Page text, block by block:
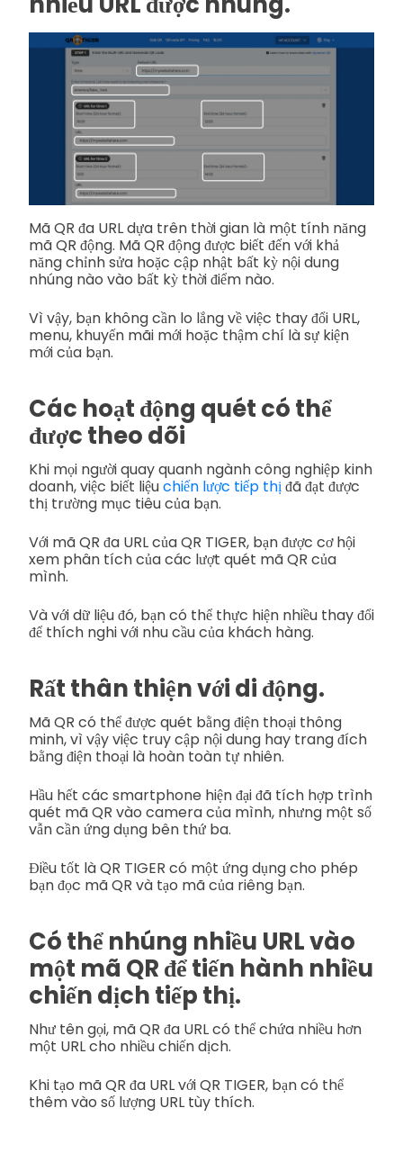
Mã QR đa URL dựa trên thời gian là một tính năng
mã QR động. Mã QR động được biết đến với khả
năng chỉnh sửa hoặc cập nhật bất kỳ nội dung
nhúng nào vào bất kỳ thời điểm nào.
Vì vậy, bạn không cần lo lắng về việc thay đổi URL,
menu, khuyến mãi mới hoặc thậm chí là sự kiện
mới của bạn.
Các hoạt động quét có thể
được theo dõi
Khi mọi người quay quanh ngành công nghiệp kinh
doanh, việc biết liệuchiến lược tiếp thịđã đạt được
thị trường mục tiêu của bạn.
Với mã QR đa URL của QR TIGER, bạn được cơ hội
xem phân tích của các lượt quét mã QR của
mình.
Và với dữ liệu đó, bạn có thể thực hiện nhiều thay đổi
để thích nghi với nhu cầu của khách hàng.
Rất thân thiện với di động.
Mã QR có thể được quét bằng điện thoại thông
minh, vì vậy việc truy cập nội dung hay trang đích
bằng điện thoại là hoàn toàn tự nhiên.
Hầu hết các smartphone hiện đại đã tích hợp trình
quét mã QR vào camera của mình, nhưng một số
vẫn cần ứng dụng bên thứ ba.
Điều tốt là QR TIGER có một ứng dụng cho phép
bạn đọc mã QR và tạo mã của riêng bạn.
Có thể nhúng nhiều URL vào
một mã QR để tiến hành nhiều
chiến dịch tiếp thị.
Như tên gọi, mã QR đa URL có thể chứa nhiều hơn
một URL cho nhiều chiến dịch.
Khi tạo mã QR đa URL với QR TIGER, bạn có thể
thêm vào số lượng URL tùy thích.